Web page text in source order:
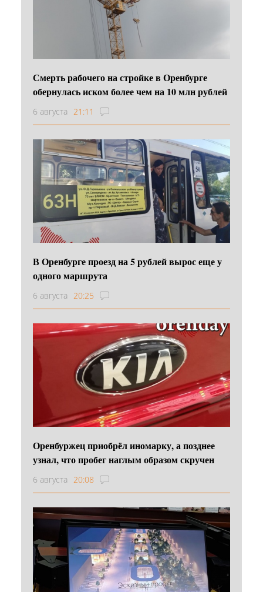
Смерть рабочего на стройке в Оренбурге
обернулась иском более чем на 10 млн рублей
6 августа 21:11
В Оренбурге проезд на 5 рублей вырос еще у
одного маршрута
6 августа 20:25
Оренбуржец приобрёл иномарку, а позднее
узнал, что пробег наглым образом скручен
6 августа 20:08